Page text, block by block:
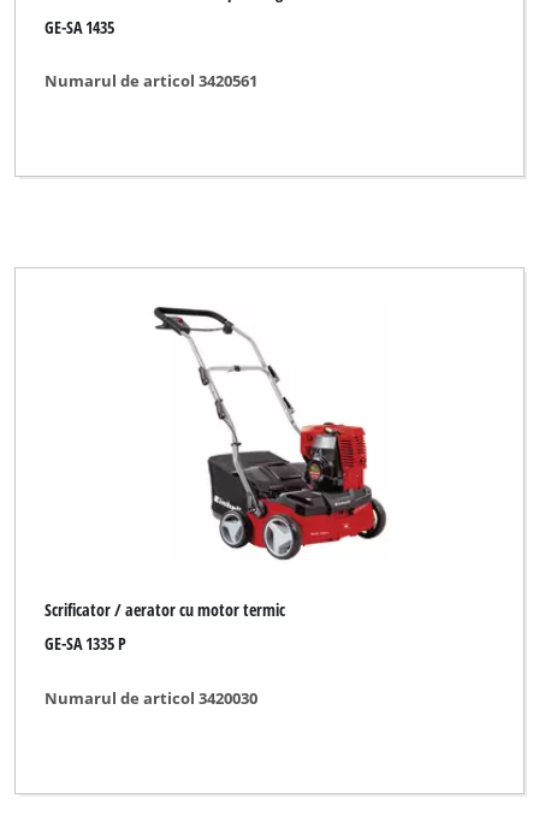
GE-SA 1435
Numarul de articol 3420561
Scrificator / aerator cu motor termic
GE-SA 1335 P
Numarul de articol 3420030